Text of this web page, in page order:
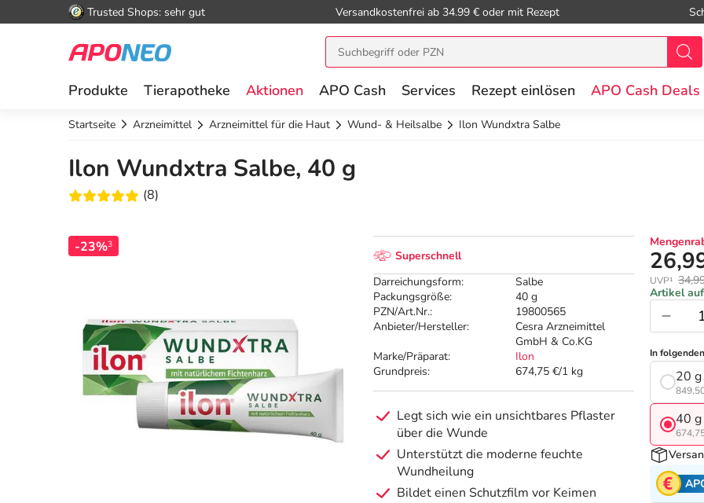
Trusted Shops: sehr gut Versandkostenfrei ab 34.99 € oder mit Rezept
Produkte Tierapotheke Aktionen APO Cash Services Rezept einlösen APO Cash Deals
Startseite Arzneimittel Arzneimittel für die Haut Wund- & Heilsalbe Ilon Wundxtra Salbe
Ilon Wundxtra Salbe, 40 g
(8)
-23%3
Superschnell
Darreichungsform:
Salbe
Packungsgröße:
40 g
PZN/Art.Nr.:
19800565
Anbieter/Hersteller:
Cesra Arzneimittel
GmbH & Co.KG
Marke/Präparat:
Ilon
Grundpreis:
674,75 €/1 kg
Legt sich wie ein unsichtbares Pflaster
über die Wunde
Unterstützt die moderne feuchte
Wundheilung
Bildet einen Schutzfilm vor Keimen
UVP¹
Artikel
In
20 g
40 g